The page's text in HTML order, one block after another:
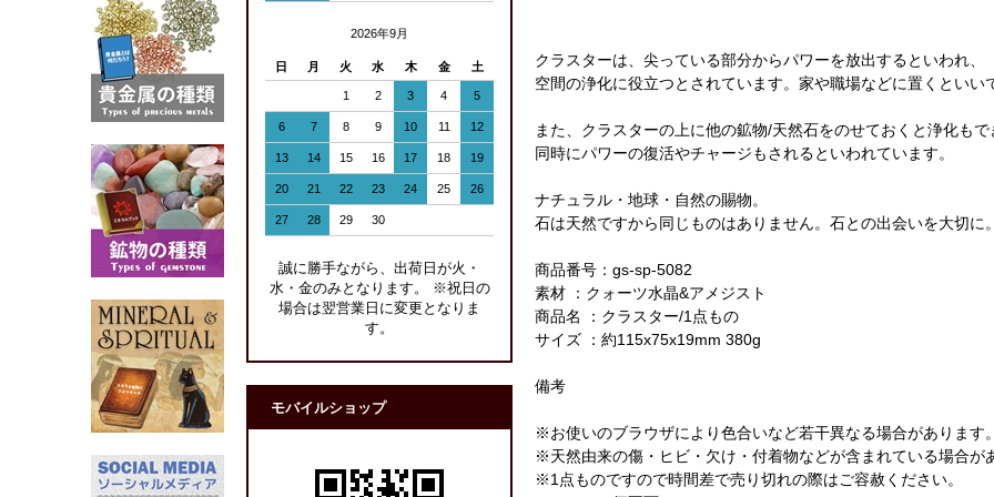
クラスターは、尖っている部分からパワーを放出するといわれ、
空間の浄化に役立つとされています。家や職場などに置くといい
また、クラスターの上に他の鉱物/天然石をのせておくと浄化もで
同時にパワーの復活やチャージもされるといわれています。
ナチュラル・地球・自然の賜物。
石は天然ですから同じものはありません。石との出会いを大切に。
商品番号：gs-sp-5082
素材 ：クォーツ水晶&アメジスト
商品名 ：クラスター/1点もの
サイズ ：約115x75x19mm 380g
備考
※お使いのブラウザにより色合いなど若干異なる場合があります。
※天然由来の傷・ヒビ・欠け・付着物などが含まれている場合が
※1点ものですので時間差で売り切れの際はご容赦ください。
2026年9月
日 月 火 水 木 金 土
1 2 3 4 5
6 7 8 9 10 11 12
13 14 15 16 17 18 19
20 21 22 23 24 25 26
27 28 29 30
誠に勝手ながら、出荷日が火・
水・金のみとなります。 ※祝日の
場合は翌営業日に変更となりま
す。
モバイルショップ